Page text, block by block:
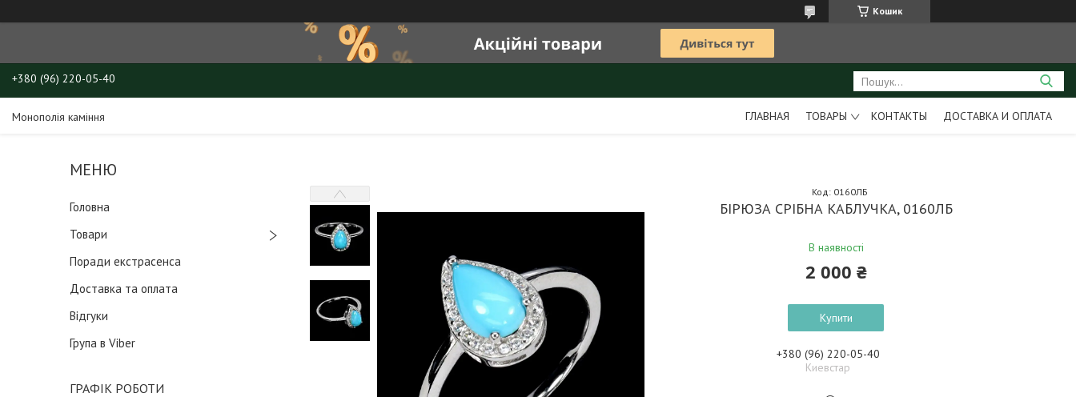
Кошик
+380 (96) 220-05-40
Монополія каміння ГЛАВНАЯ ТОВАРЫ КОНТАКТЫ ДОСТАВКА И ОПЛАТА
Головна
Товари
Поради екстрасенса
Доставка та оплата
Відгуки
Група в Viber
ГРАФІК РОБОТИ
БІРЮЗА СРІБНА КАБЛУЧКА, 0160ЛБ
В наявності
Код: 0160ЛБ
2 000 ₴
Купити
+380 (96) 220-05-40
Киевстар